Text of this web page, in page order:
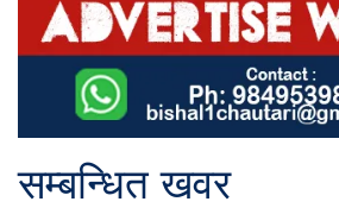
सम्बन्धित खवर